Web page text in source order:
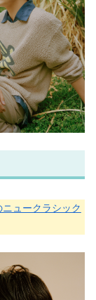
ュークラシック